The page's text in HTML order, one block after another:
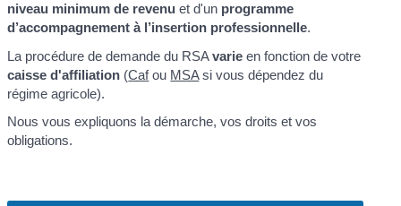
niveau minimum de revenu et d'un programme
d’accompagnement à l’insertion professionnelle.
La procédure de demande du RSAvarie en fonction de votre
caisse d'affiliation (Cafou MSAsi vous dépendez du
régime agricole).
Nous vous expliquons la démarche, vos droits et vos
obligations.